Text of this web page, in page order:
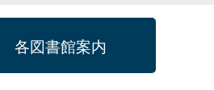
各図書館案内